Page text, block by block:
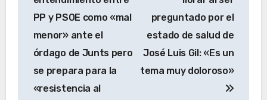
entradas
PP y PSOE como «mal
menor» ante el
órdago de Junts pero
se prepara para la
«resistencia al
preguntado por el
estado de salud de
José Luis Gil: «Es un
tema muy doloroso»